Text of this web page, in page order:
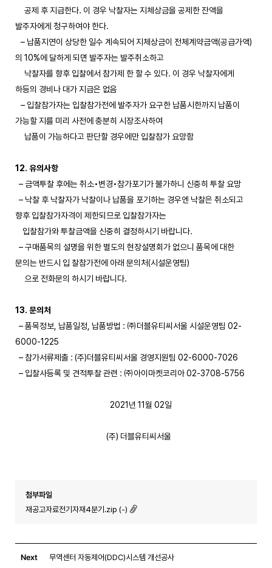
공제 후 지급한다. 이 경우 낙찰자는 지체상금을 공제한 잔액을
발주자에게 청구하여야 한다.
– 납품지연이 상당한 일수 계속되어 지체상금이 전체계약금액(공급가액)
의 10%에 달하게 되면 발주자는 발주취소하고
낙찰자를 향후 입찰에서 참가제 한 할 수 있다. 이 경우 낙찰자에게
하등의 경비나 대가 지급은 없음
– 입찰참가자는 입찰참가전에 발주자가 요구한 납품시한까지 납품이
가능할 지를 미리 사전에 충분히 시장조사하여
납품이 가능하다고 판단할 경우에만 입찰참가 요망함
12. 유의사항
– 금액투찰 후에는 취소•변경•참가포기가 불가하니 신중히 투찰 요망
– 낙찰 후 낙찰자가 낙찰이나 납품을 포기하는 경우엔 낙찰은 취소되고
향후 입찰참가자격이 제한되므로 입찰참가자는
입찰참가와 투찰금액을 신중히 결정하시기 바랍니다.
– 구매품목의 설명을 위한 별도의 현장설명회가 없으니 품목에 대한
문의는 반드시 입 찰참가전에 아래 문의처(시설운영팀)
으로 전화문의 하시기 바랍니다.
13. 문의처
– 품목정보, 납품일정, 납품방법 : ㈜더블유티씨서울 시설운영팀 02-
6000-1225
– 참가서류제출 : (주)더블유티씨서울 경영지원팀 02-6000-7026
– 입찰사등록 및 견적투찰 관련 : ㈜아이마켓코리아 02-3708-5756
2021년 11월 02일
(주) 더블유티씨서울
첨부파일
재공고자료전기자재4분기.zip (-)
Next 무역센터 자동제어(DDC)시스템 개선공사